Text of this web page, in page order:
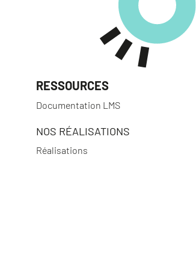
RESSOURCES
Documentation LMS
NOS RÉALISATIONS
Réalisations